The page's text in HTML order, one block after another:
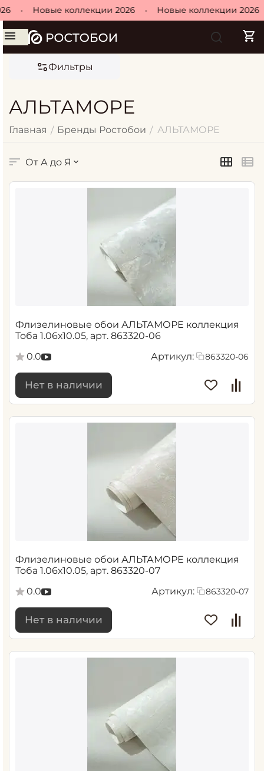
• Новые коллекции 2026 • Новые коллекции 2026
Фильтры
АЛЬТАМОРЕ
Главная / Бренды Ростобои / АЛЬТАМОРЕ
От А до Я
Флизелиновые обои АЛЬТАМОРЕ коллекция
Тоба 1.06х10.05, арт. 863320-06
0.0
Артикул: 863320-06
Нет в наличии
Флизелиновые обои АЛЬТАМОРЕ коллекция
Тоба 1.06х10.05, арт. 863320-07
0.0
Артикул: 863320-07
Нет в наличии